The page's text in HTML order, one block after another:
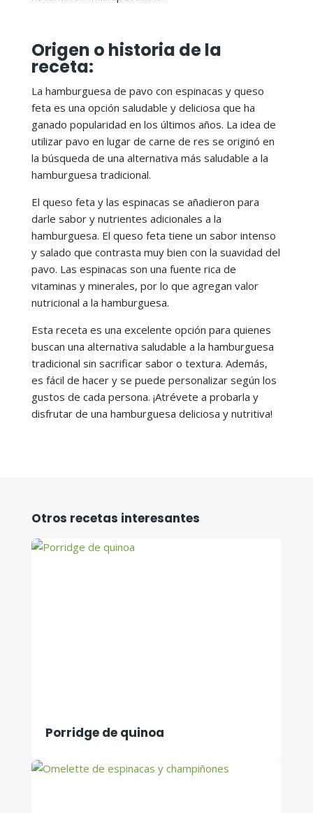
Origen o historia de la
receta:
La hamburguesa de pavo con espinacas y queso
feta es una opción saludable y deliciosa que ha
ganado popularidad en los últimos años. La idea de
utilizar pavo en lugar de carne de res se originó en
la búsqueda de una alternativa más saludable a la
hamburguesa tradicional.
El queso feta y las espinacas se añadieron para
darle sabor y nutrientes adicionales a la
hamburguesa. El queso feta tiene un sabor intenso
y salado que contrasta muy bien con la suavidad del
pavo. Las espinacas son una fuente rica de
vitaminas y minerales, por lo que agregan valor
nutricional a la hamburguesa.
Esta receta es una excelente opción para quienes
buscan una alternativa saludable a la hamburguesa
tradicional sin sacrificar sabor o textura. Además,
es fácil de hacer y se puede personalizar según los
gustos de cada persona. ¡Atrévete a probarla y
disfrutar de una hamburguesa deliciosa y nutritiva!
Otros recetas interesantes
Porridge de quinoa